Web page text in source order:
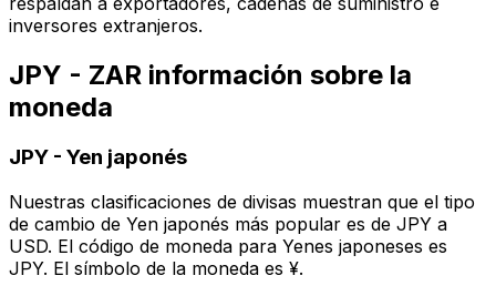
inversores extranjeros.
JPY - ZAR información sobre la
moneda
JPY - Yen japonés
Nuestras clasificaciones de divisas muestran que el tipo
de cambio de Yen japonés más popular es de JPY a
USD. El código de moneda para Yenes japoneses es
JPY. El símbolo de la moneda es ¥.